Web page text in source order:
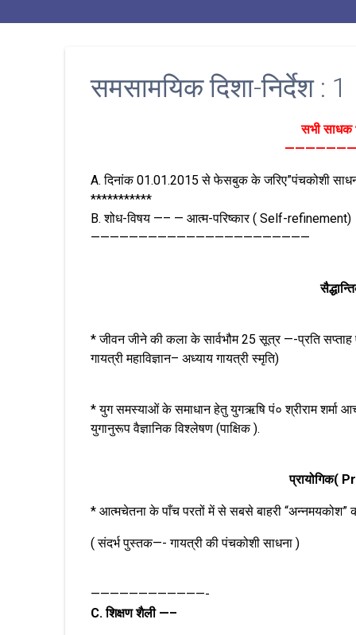
समसामयिक दिशा-निर्देश : 1
सभी साधक
A. दिनांक 01.01.2015 से फेसबुक के जरिए”पंचकोशी
***********
B. शोध-विषय —– — आत्म-परिष्कार ( Self-refinement)
———————————————————————
* जीवन जीने की कला के सार्वभौम 25 सूत्र —-प्रति
गायत्री महाविज्ञान– अध्याय गायत्री स्मृति)
* युग समस्याओं के समाधान हेतु युगऋषि पं० श्रीराम शर्मा
युगानुरूप वैज्ञानिक विश्लेषण (पाक्षिक ).
प्रायोगिक(
* आत्मचेतना के पाँच परतों में से सबसे बाहरी “अन्नमयकोश”
( संदर्भ पुस्तक—- गायत्री की पंचकोशी साधना )
————————————-
C. शिक्षण शैली —–